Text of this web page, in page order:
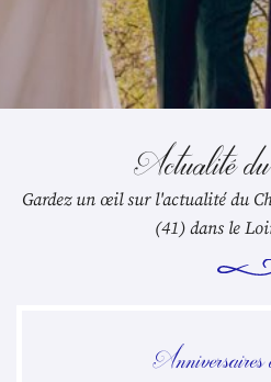
Actualité
Gardez un œil sur l'actualité du
(41) dans le
Anniversaires